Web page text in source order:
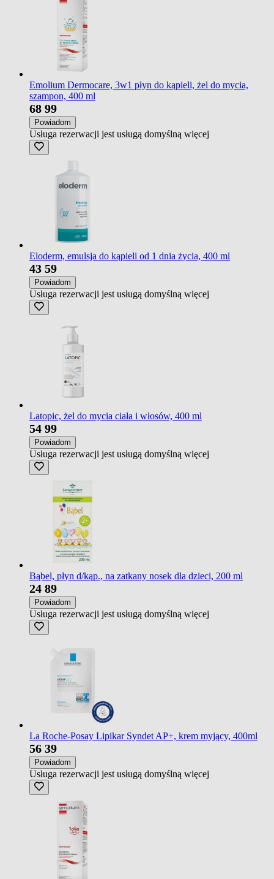
Emolium Dermocare, 3w1 płyn do kąpieli, żel do mycia,
szampon, 400 ml
68 99
Powiadom
Usługa rezerwacji jest usługą domyślną więcej
Eloderm, emulsja do kąpieli od 1 dnia życia, 400 ml
43 59
Powiadom
Usługa rezerwacji jest usługą domyślną więcej
Latopic, żel do mycia ciała i włosów, 400 ml
54 99
Powiadom
Usługa rezerwacji jest usługą domyślną więcej
Bąbel, płyn d/kąp., na zatkany nosek dla dzieci, 200 ml
24 89
Powiadom
Usługa rezerwacji jest usługą domyślną więcej
La Roche-Posay Lipikar Syndet AP+, krem myjący, 400ml
56 39
Powiadom
Usługa rezerwacji jest usługą domyślną więcej